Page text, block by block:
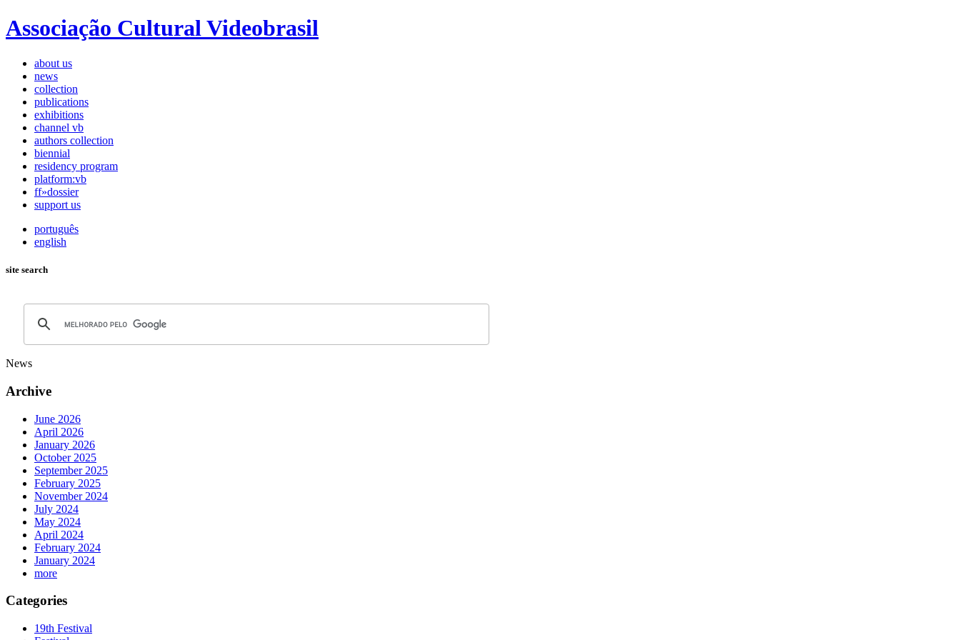
Associação Cultural Videobrasil
about us
news
collection
publications
exhibitions
channel vb
authors collection
biennial
residency program
platform:vb
ff»dossier
support us
português
english
site search
News
Archive
June 2026
April 2026
January 2026
October 2025
September 2025
February 2025
November 2024
July 2024
May 2024
April 2024
February 2024
January 2024
more
Categories
19th Festival